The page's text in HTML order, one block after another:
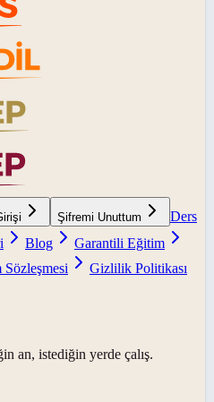
Şifremi Unuttum
Ders
Blog
Garantili Eğitim
Sözleşmesi
Gizlilik Politikası
an, istediğin yerde çalış.